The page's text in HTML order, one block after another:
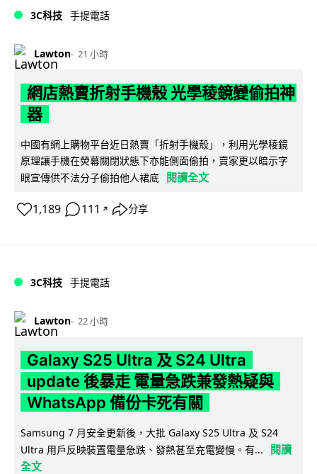
3C科技 手提電話
Lawton 21 小時
網店熱賣折射手機殼 光學稜鏡變偷拍神
器
中國有網上購物平台近日熱賣「折射手機殼」，利用光學稜鏡
原理讓手機在熒幕關閉狀態下亦能側面偷拍，賣家更以暗示字
眼宣傳供不法分子偷拍他人裙底 閱讀全文
1,189 111 ↗ 分享
3C科技 手提電話
Lawton 22 小時
Galaxy S25 Ultra 及 S24 Ultra
update 後暴走 電量急跌兼發熱疑與
WhatsApp 備份卡死有關
Samsung 7 月安全更新後，大批 Galaxy S25 Ultra 及 S24
Ultra 用戶反映裝置電量急跌、發熱甚至充電變慢。有...
閱讀
全文